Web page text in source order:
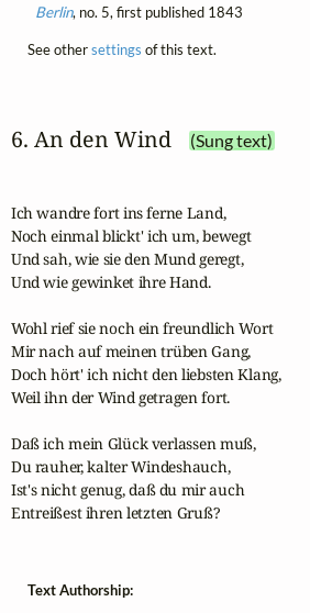
Berlin, no. 5, first published 1843
See othersettings of this text.
6. An den Wind (Sung text)
Ich wandre fort ins ferne Land,
Noch einmal blickt' ich um, bewegt
Und sah, wie sie den Mund geregt,
Und wie gewinket ihre Hand.
Wohl rief sie noch ein freundlich Wort
Mir nach auf meinen trüben Gang,
Doch hört' ich nicht den liebsten Klang,
Weil ihn der Wind getragen fort.
Daß ich mein Glück verlassen muß,
Du rauher, kalter Windeshauch,
Ist's nicht genug, daß du mir auch
Entreißest ihren letzten Gruß?
Text Authorship: